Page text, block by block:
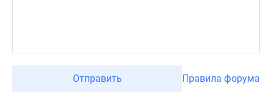
Отправить Правила форума